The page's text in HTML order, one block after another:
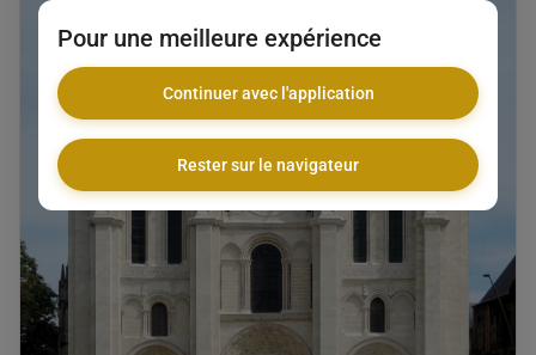
Pour une meilleure expérience
Continuer avec l'application
Rester sur le navigateur